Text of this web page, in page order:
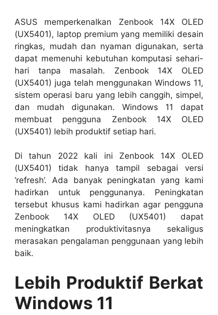
ASUS memperkenalkan Zenbook 14X OLED
(UX5401), laptop premium yang memiliki desain
ringkas, mudah dan nyaman digunakan, serta
dapat memenuhi kebutuhan komputasi sehari-
hari tanpa masalah. Zenbook 14X OLED
(UX5401) juga telah menggunakan Windows 11,
sistem operasi baru yang lebih canggih, simpel,
dan mudah digunakan. Windows 11 dapat
membuat pengguna Zenbook 14X OLED
(UX5401) lebih produktif setiap hari.
Di tahun 2022 kali ini Zenbook 14X OLED
(UX5401) tidak hanya tampil sebagai versi
‘refresh’. Ada banyak peningkatan yang kami
hadirkan untuk penggunanya. Peningkatan
tersebut khusus kami hadirkan agar pengguna
Zenbook 14X OLED (UX5401) dapat
meningkatkan produktivitasnya sekaligus
merasakan pengalaman penggunaan yang lebih
baik.
Lebih Produktif Berkat
Windows 11